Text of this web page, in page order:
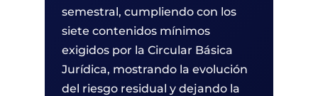
semestral, cumpliendo con los
siete contenidos mínimos
exigidos por la Circular Básica
Jurídica, mostrando la evolución
del riesgo residual y dejando la